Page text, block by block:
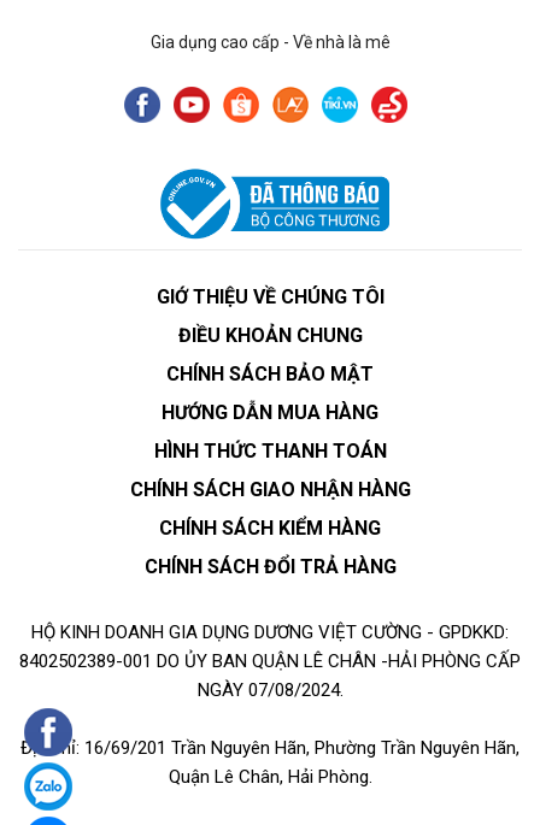
Gia dụng cao cấp - Về nhà là mê
GIỚ THIỆU VỀ CHÚNG TÔI
ĐIỀU KHOẢN CHUNG
CHÍNH SÁCH BẢO MẬT
HƯỚNG DẪN MUA HÀNG
HÌNH THỨC THANH TOÁN
CHÍNH SÁCH GIAO NHẬN HÀNG
CHÍNH SÁCH KIỂM HÀNG
CHÍNH SÁCH ĐỔI TRẢ HÀNG
HỘ KINH DOANH GIA DỤNG DƯƠNG VIỆT CƯỜNG - GPDKKD:
8402502389-001 DO ỦY BAN QUẬN LÊ CHÂN -HẢI PHÒNG CẤP
NGÀY 07/08/2024.
Địa chỉ: 16/69/201 Trần Nguyên Hãn, Phường Trần Nguyên Hãn,
Quận Lê Chân, Hải Phòng.